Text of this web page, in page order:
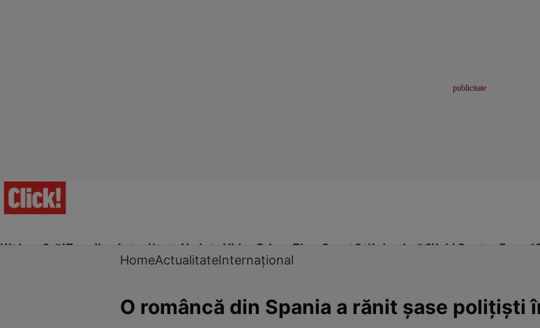
Ultima Oră!Trending Actualitate Vedete Video Prime Time SportStil de viațăClick! Pentru Femei
HomeActualitateInternațional
O româncă din Spania a rănit șase